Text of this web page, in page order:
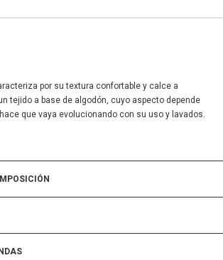
por su textura confortable y calce a
tejido a base de algodón, cuyo aspecto depende
que vaya evolucionando con su uso y lavados.